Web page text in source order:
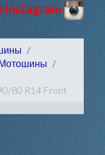
80 R14 Front